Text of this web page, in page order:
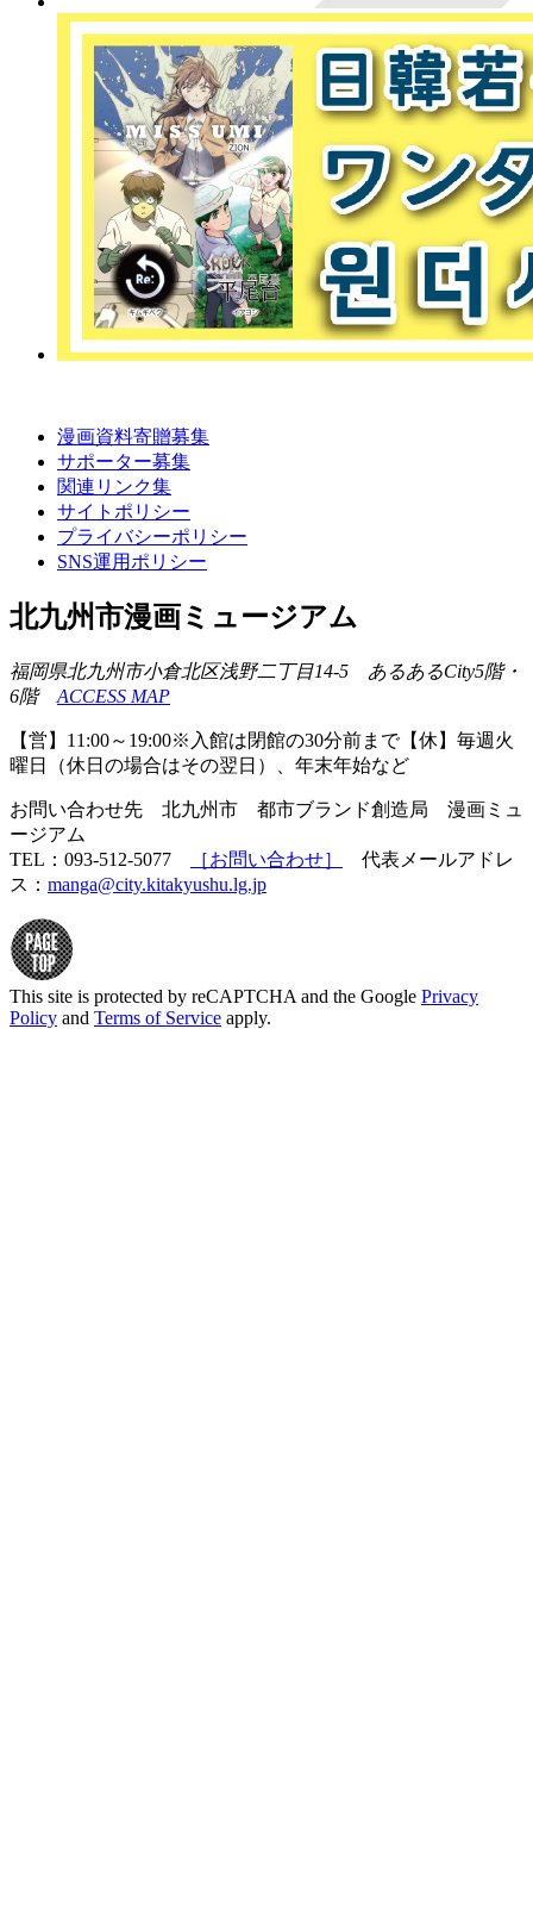
漫画資料寄贈募集
サポーター募集
関連リンク集
サイトポリシー
プライバシーポリシー
SNS運用ポリシー
北九州市漫画ミュージアム
福岡県北九州市小倉北区浅野二丁目14-5 あるあるCity5階・
6階 ACCESS MAP
【営】11:00～19:00※入館は閉館の30分前まで【休】毎週火
曜日（休日の場合はその翌日）、年末年始など
お問い合わせ先 北九州市 都市ブランド創造局 漫画ミュ
ージアム
TEL：093-512-5077
［お問い合わせ］
代表メールアドレ
ス： manga@city.kitakyushu.lg.jp
This site is protected by reCAPTCHA and the Google Privacy
Policy and Terms of Service apply.